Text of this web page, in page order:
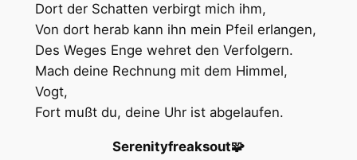
Dort der Schatten verbirgt mich ihm,
Von dort herab kann ihn mein Pfeil erlangen,
Des Weges Enge wehret den Verfolgern.
Mach deine Rechnung mit dem Himmel,
Vogt,
Fort mußt du, deine Uhr ist abgelaufen.
Serenityfreaksout🧩